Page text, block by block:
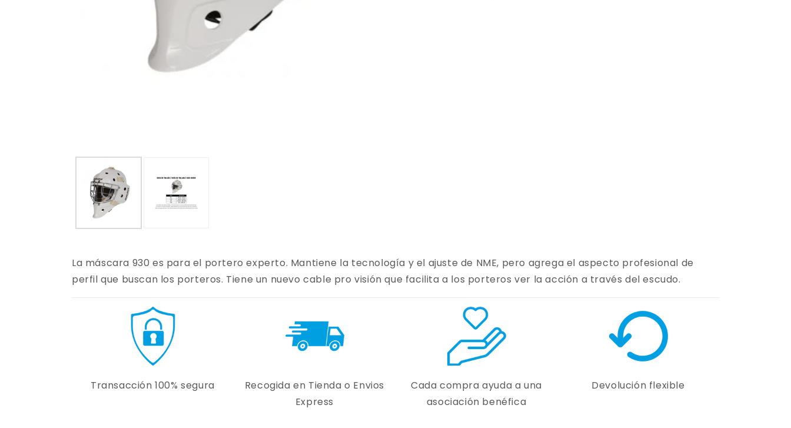
La máscara 930 es para el portero experto. Mantiene la tecnología y el ajuste de NME, pero agrega el aspecto profesional de
perfil que buscan los porteros. Tiene un nuevo cable pro visión que facilita a los porteros ver la acción a través del escudo.
Transacción 100% segura
Recogida en Tienda o Envios
Express
Cada compra ayuda a una
asociación benéfica
Devolución flexible